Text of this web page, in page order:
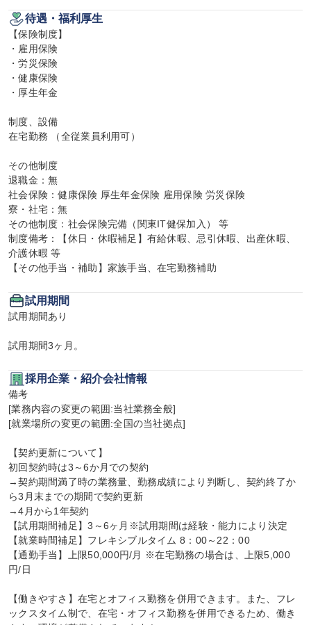
待遇・福利厚生
【保険制度】
・雇用保険
・労災保険
・健康保険
・厚生年金
制度、設備
在宅勤務 （全従業員利用可）
その他制度
退職金：無
社会保険：健康保険 厚生年金保険 雇用保険 労災保険
寮・社宅：無
その他制度：社会保険完備（関東IT健保加入） 等
制度備考：【休日・休暇補足】有給休暇、忌引休暇、出産休暇、
介護休暇 等
【その他手当・補助】家族手当、在宅勤務補助
試用期間
試用期間あり
試用期間3ヶ月。
採用企業・紹介会社情報
備考
[業務内容の変更の範囲:当社業務全般]
[就業場所の変更の範囲:全国の当社拠点]
【契約更新について】
初回契約時は3～6か月での契約
→契約期間満了時の業務量、勤務成績により判断し、契約終了か
ら3月末までの期間で契約更新
→4月から1年契約
【試用期間補足】3～6ヶ月※試用期間は経験・能力により決定
【就業時間補足】フレキシブルタイム 8：00～22：00
【通勤手当】上限50,000円/月 ※在宅勤務の場合は、上限5,000
円/日
【働きやすさ】在宅とオフィス勤務を併用できます。また、フレ
ックスタイム制で、在宅・オフィス勤務を併用できるため、働き